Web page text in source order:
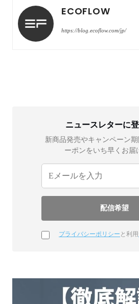
ECOFLOW
https://blog.ecoflow.com/jp/
ニュースレターに
新商品発売やキャンペーン
ーポンをいち早くお届
プライバシーポリシー と利用